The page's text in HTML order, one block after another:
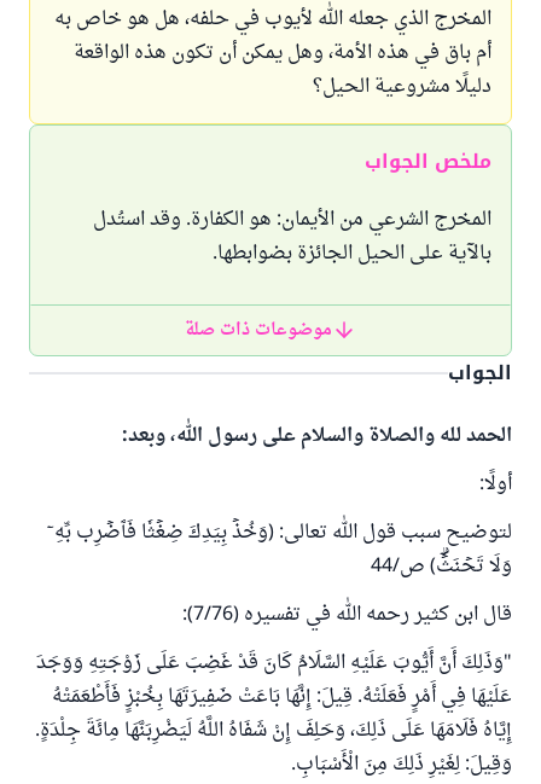
المخرج الذي جعله الله لأيوب في حلفه، هل هو خاص به
أم باق في هذه الأمة، وهل يمكن أن تكون هذه الواقعة
دليلًا مشروعية الحيل؟
ملخص الجواب
المخرج الشرعي من الأيمان: هو الكفارة. وقد استُدل
بالآية على الحيل الجائزة بضوابطها.
موضوعات ذات صلة
الجواب
الحمد لله والصلاة والسلام على رسول الله، وبعد:
أولًا:
لتوضيح سبب قول الله تعالى: (وَخُذۡ بِيَدِكَ ضِغۡثٗا فَٱضۡرِب بِّهِۦ
وَلَا تَحۡنَثۡۗ) ص/44
قال ابن كثير رحمه الله في تفسيره (7/76):
"وَذَلِكَ أَنَّ أَيُّوبَ عَلَيْهِ السَّلَامُ كَانَ قَدْ غَضِبَ عَلَى زَوْجَتِهِ وَوَجَدَ
عَلَيْهَا فِي أَمْرٍ فَعَلَتْهُ. قِيلَ: إِنَّهَا بَاعَتْ ضَفِيرَتَهَا بِخُبْزٍ فَأَطْعَمَتْهُ
إِيَّاهُ فَلَامَهَا عَلَى ذَلِكَ، وَحَلِفَ إِنْ شَفَاهُ اللَّهُ لَيَضْرِبَنَّهَا مِائَةَ جِلْدَةٍ.
وَقِيلَ: لِغَيْرِ ذَلِكَ مِنَ الْأَسْبَابِ.